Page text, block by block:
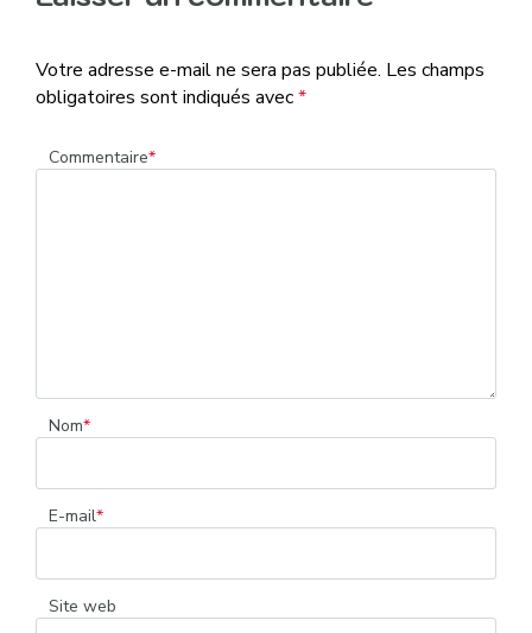
Votre adresse e-mail ne sera pas publiée. Les champs
obligatoires sont indiqués avec*
Commentaire*
Nom*
E-mail*
Site web